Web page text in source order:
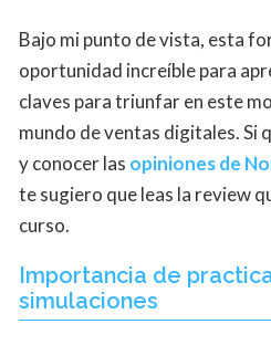
Bajo mi punto de vista, esta
oportunidad increíble para
claves para triunfar en este
mundo de ventas digitales. Si
y conocer las opiniones de
te sugiero que leas la review
curso.
Importancia de
simulaciones